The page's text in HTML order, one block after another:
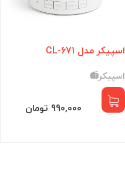
اسپیکر مدل CL-671
اسپیکر📻
990,000 تومان